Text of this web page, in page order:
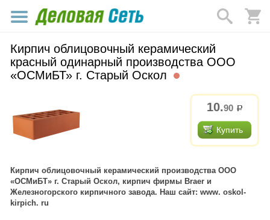
Кирпич облицовочный керамический
красный одинарный производства ООО
«ОСМиБТ» г. Старый Оскол
10.90 р.
Купить
Кирпич облицовочный керамический производства ООО
«ОСМиБТ» г. Старый Оскол, кирпич фирмы Braer и
Железногорского кирпичного завода. Наш сайт: www. oskol-
kirpich. ru